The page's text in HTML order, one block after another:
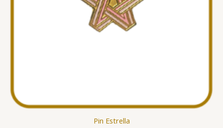
Pin Estrella